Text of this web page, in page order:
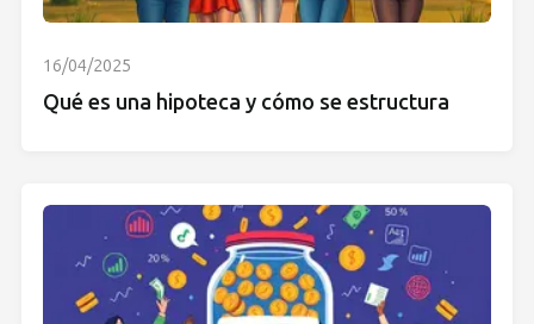
16/04/2025
Qué es una hipoteca y cómo se estructura